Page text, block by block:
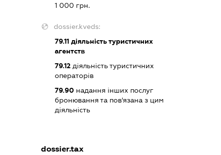
1 000 грн.
dossier.kveds:
79.11діяльність туристичних
агентств
79.12діяльність туристичних
операторів
79.90надання інших послуг
бронювання та пов'язана з цим
діяльність
dossier.tax